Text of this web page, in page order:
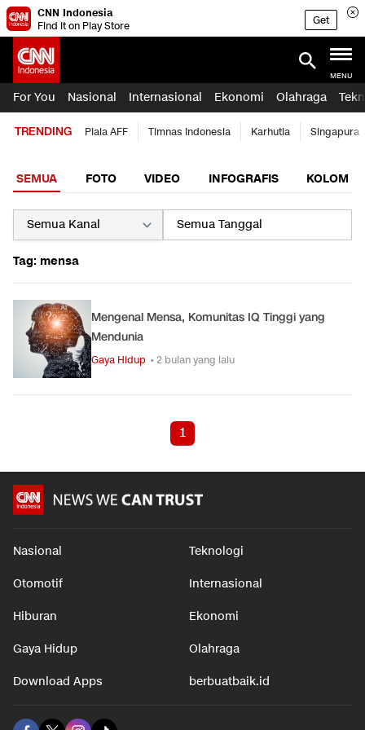
CNN Indonesia
Find it on Play Store
Get
MENU
For You Nasional Internasional Ekonomi Olahraga
TRENDING Piala AFF Timnas Indonesia Karhutla Singapura
SEMUA FOTO VIDEO INFOGRAFIS KOLOM
Tag: mensa
Mengenal Mensa, Komunitas IQ Tinggi yang
Mendunia
Gaya Hidup • 2 bulan yang lalu
1
Nasional Teknologi
Otomotif Internasional
Hiburan Ekonomi
Gaya Hidup Olahraga
Download Apps berbuatbaik.id